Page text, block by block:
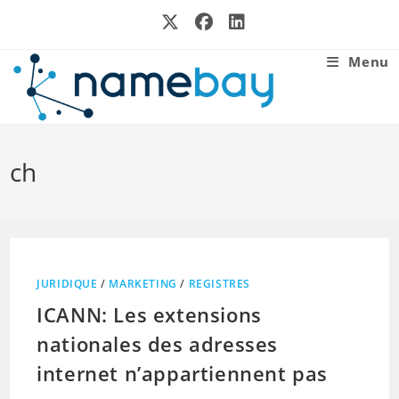
Menu
ch
JURIDIQUE / MARKETING / REGISTRES
ICANN: Les extensions
nationales des adresses
internet n’appartiennent pas